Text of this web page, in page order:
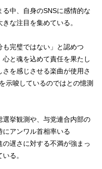
中、自身のSNSに感情的な
な注目を集めている。
完璧ではない」と認めつ
と魂を込めて責任を果たし
を感じさせる楽曲が使用さ
示唆しているのではとの憶測
挙観測や、与党連合内部の
アンワル首相率いる
遅さに対する不満が強まっ
る。